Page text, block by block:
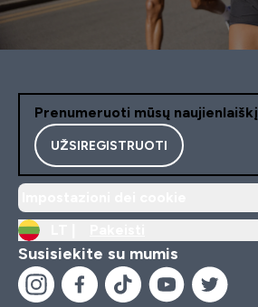
Prenumeruoti mūsų naujienlaiškį
UŽSIREGISTRUOTI
Susisiekite su mumis